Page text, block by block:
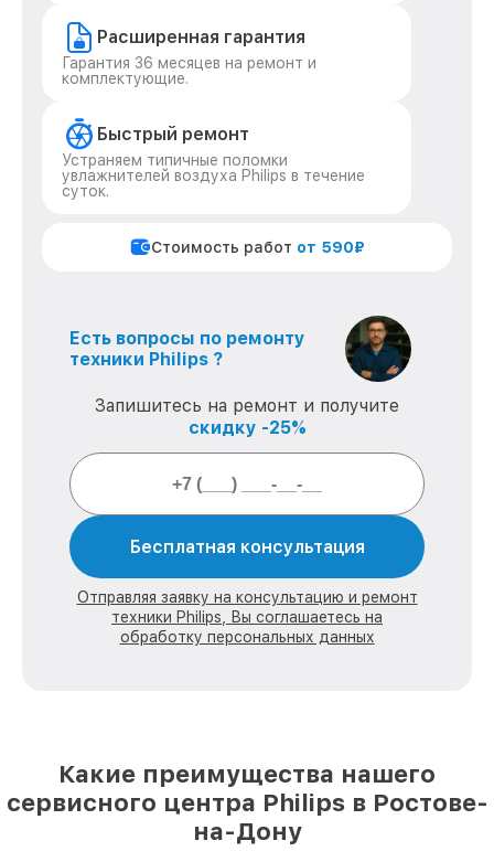
Расширенная гарантия
Гарантия 36 месяцев на ремонт и
комплектующие.
Быстрый ремонт
Устраняем типичные поломки
увлажнителей воздуха Philips в течение
суток.
Стоимость работ от 590₽
Есть вопросы по ремонту
техники Philips ?
Запишитесь на ремонт и получите
скидку -25%
Бесплатная консультация
Отправляя заявку на консультацию и ремонт
техники Philips, Вы соглашаетесь на
обработку персональных данных
Какие преимущества нашего
сервисного центра Philips в Ростове-
на-Дону